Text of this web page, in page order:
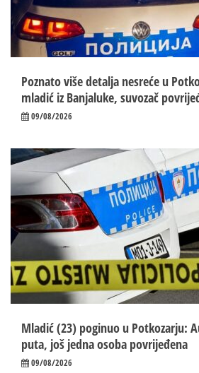
Poznato više detalja nesreće u
mladić iz Banjaluke, suvozač
09/08/2026
Mladić (23) poginuo u Potkozarju:
puta, još jedna osoba povrijeđena
09/08/2026